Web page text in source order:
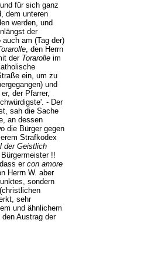
für sich ganz
dem unteren
werden, und
der
am (Tag der)
, den Herrn
der Torarolle im
ein, um zu
und
der Pfarrer,
- Der
sah die Sache
an dessen
die Bürger gegen
Strafkodex
der Geistlich
!!
er con amore
Herrn W. aber
sondern
sehr
und ähnlichem
Austrag der